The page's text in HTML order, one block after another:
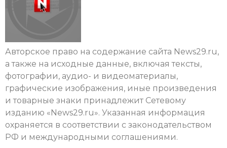
Авторское право на содержание сайта News29.ru,
а также на исходные данные, включая тексты,
фотографии, аудио- и видеоматериалы,
графические изображения, иные произведения
и товарные знаки принадлежит Сетевому
изданию «News29.ru». Указанная информация
охраняется в соответствии с законодательством
РФ и международными соглашениями.